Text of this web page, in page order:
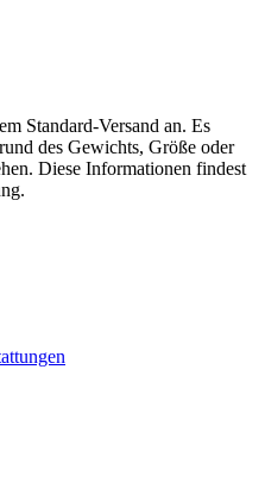
Standard-Versand an. Es
des Gewichts, Größe oder
Diese Informationen findest